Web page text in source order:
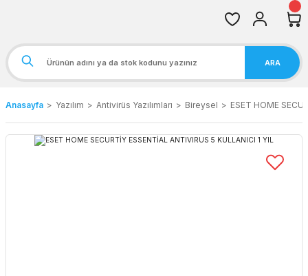
ARA
Anasayfa Yazılım Antivirüs Yazılımları Bireysel ESET HOME